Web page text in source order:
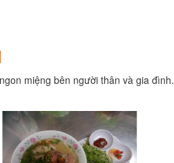
miệng bên người thân và gia đình.